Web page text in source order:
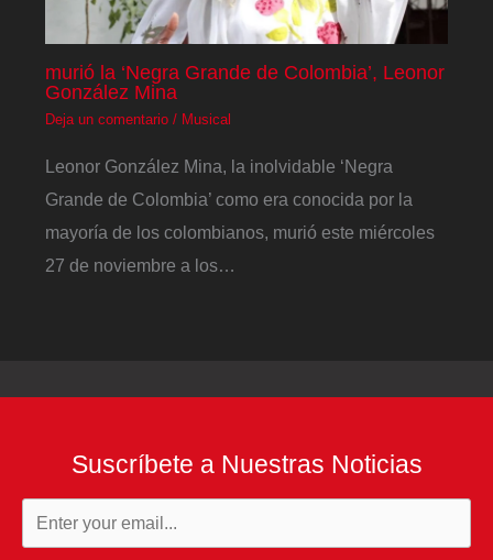
murió la ‘Negra Grande de Colombia’, Leonor
González Mina
Deja un comentario / Musical
Leonor González Mina, la inolvidable ‘Negra
Grande de Colombia’ como era conocida por la
mayoría de los colombianos, murió este miércoles
27 de noviembre a los…
Suscríbete a Nuestras Noticias